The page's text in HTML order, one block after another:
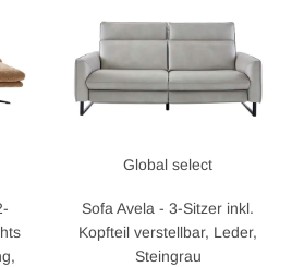
Global select
Sofa Avela - 3-Sitzer inkl.
Kopfteil verstellbar, Leder,
Steingrau